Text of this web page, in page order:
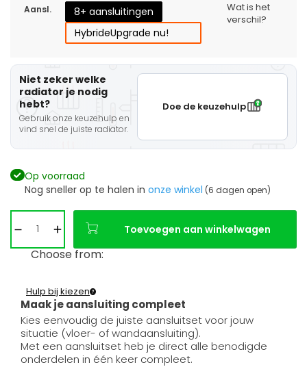
Aansl.
8+ aansluitingen
HybrideUpgrade nu!
Wat is het
verschil?
Niet zeker welke
radiator je nodig
hebt?
Gebruik onze keuzehulp en
vind snel de juiste radiator.
Doe de keuzehulp
Op voorraad
Nog sneller op te halen in onze winkel (6 dagen open)
Toevoegen aan winkelwagen
Choose from:
Maak je aansluiting compleet
Hulp bij kiezen
Kies eenvoudig de juiste aansluitset voor jouw
situatie (vloer- of wandaansluiting).
Met een aansluitset heb je direct alle benodigde
onderdelen in één keer compleet.